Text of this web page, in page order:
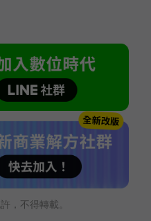
，不得轉載。